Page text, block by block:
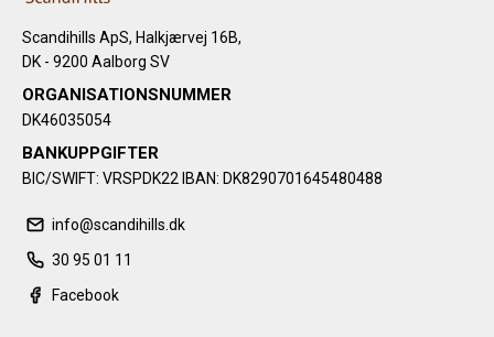
Scandihills ApS, Halkjærvej 16B,
DK - 9200 Aalborg SV
ORGANISATIONSNUMMER
DK46035054
BANKUPPGIFTER
BIC/SWIFT: VRSPDK22 IBAN: DK8290701645480488
info@scandihills.dk
30 95 01 11
Facebook